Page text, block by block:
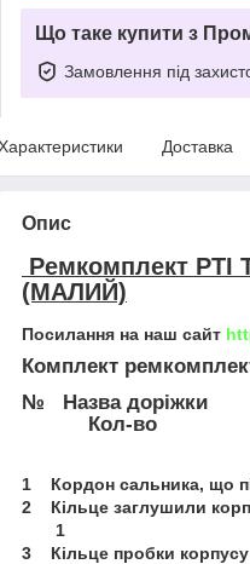
Що таке купити з
Замовлення під
Доставка
Опис
Ремкомплект РТІ
(МАЛИЙ)
Посилання на наш сайт
Комплект
№
Кол-во
1 Кордон сальника,
2 Кільце
1
3 Кільце